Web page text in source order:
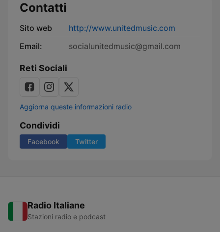
Contatti
Sito web
http://www.unitedmusic.com
Email:
socialunitedmusic@gmail.com
Reti Sociali
Aggiorna queste informazioni radio
Condividi
Facebook Twitter
Radio Italiane
Stazioni radio e podcast